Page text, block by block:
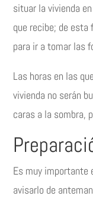
situar la vivienda
que recibe; de esta
para ir a tomar las
Las horas en las
vivienda no serán
caras a la sombra,
Es muy importante
avisarlo de